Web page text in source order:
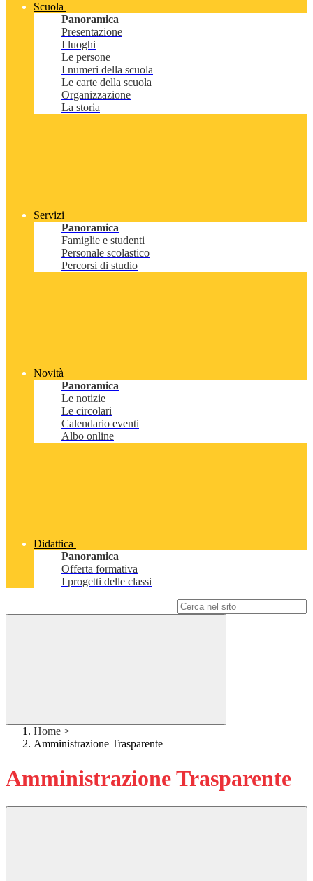
Scuola
Panoramica
Presentazione
I luoghi
Le persone
I numeri della scuola
Le carte della scuola
Organizzazione
La storia
Servizi
Panoramica
Famiglie e studenti
Personale scolastico
Percorsi di studio
Novità
Panoramica
Le notizie
Le circolari
Calendario eventi
Albo online
Didattica
Panoramica
Offerta formativa
I progetti delle classi
Home >
Amministrazione Trasparente
Amministrazione Trasparente